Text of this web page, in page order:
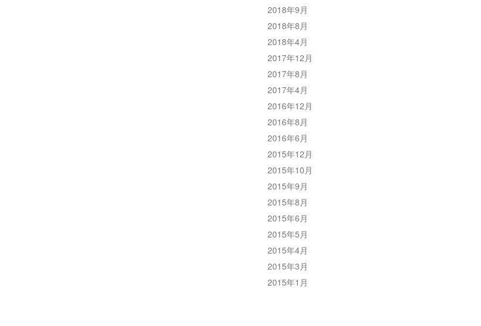
2018年9月
2018年8月
2018年4月
2017年12月
2017年8月
2017年4月
2016年12月
2016年8月
2016年6月
2015年12月
2015年10月
2015年9月
2015年8月
2015年6月
2015年5月
2015年4月
2015年3月
2015年1月